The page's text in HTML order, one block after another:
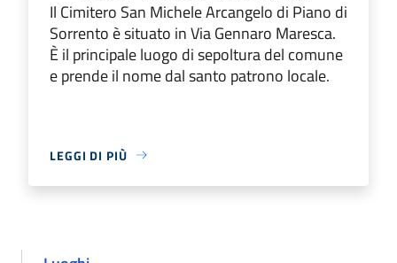
Il Cimitero San Michele Arcangelo di Piano di
Sorrento è situato in Via Gennaro Maresca.
È il principale luogo di sepoltura del comune
e prende il nome dal santo patrono locale.​
LEGGI DI PIÙ